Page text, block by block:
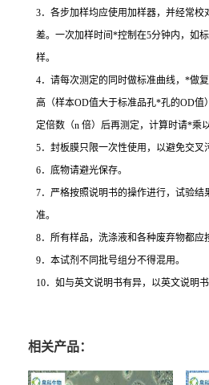
3．各步加样均应使用加样器，并经常
差。一次加样时间 *控制在5分钟内，如
样。
4．请每次测定的同时做标准曲线， *做
高（样本OD值大于标准品孔*孔的OD值
定倍数（n 倍）后再测定，计算时请*乘
5．封板膜只限一次性使用，以避免交叉
6．底物请避光保存。
7．严格按照说明书的操作进行，试验结
准。
8．所有样品，洗涤液和各种废弃物都应
9．本试剂不同批号组分不得混用。
10．如与英文说明书有异，以英文说明书
相关产品：